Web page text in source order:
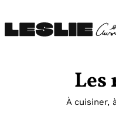
au
contenu
Les
À cuisiner,